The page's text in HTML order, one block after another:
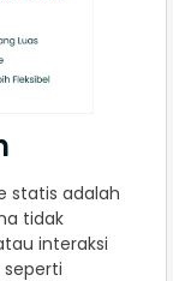
statis adalah
tidak
interaksi